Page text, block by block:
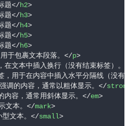
题</h2>
题</h3>
题</h4>
题</h5>
题</h6>
于包裹文本段落。 </p>
在文本中插入换行（没有结束标签）。
，用于在内容中插入水平分隔线（没有
调的内容，通常以粗体显示。 </strong
内容，通常用斜体显示。 </em>
文本。 </mark>
文本。 </small>